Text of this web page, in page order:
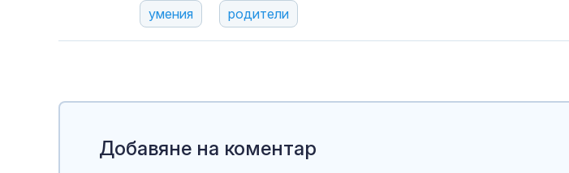
умения родители
Добавяне на коментар